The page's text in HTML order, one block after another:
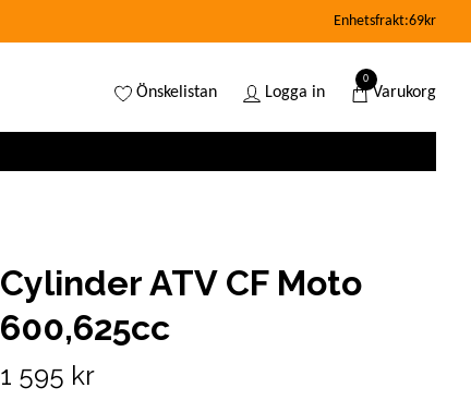
Enhetsfrakt:69kr
Önskelistan Logga in
0
Varukorg
Cylinder ATV CF Moto
600,625cc
1 595 kr